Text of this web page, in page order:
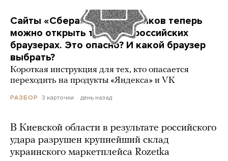
Сайты «Сбера» и других банков теперь
можно открыть только в российских
браузерах. Это опасно? И какой браузер
выбрать?
Короткая инструкция для тех, кто опасается
переходить на продукты «Яндекса» и VK
РАЗБОР 3 карточки день назад
В Киевской области в результате российского
удара разрушен крупнейший склад
украинского маркетплейса Rozetka